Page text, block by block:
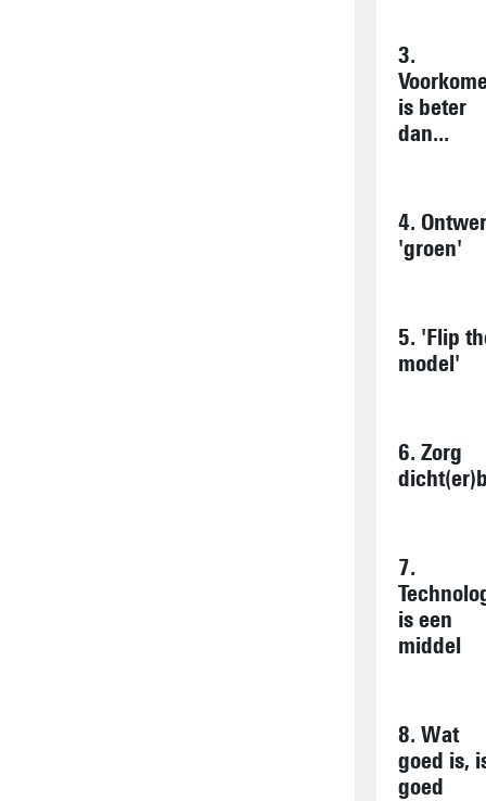
3.
is beter
dan...
4.
'groen'
5. 'Flip
model'
6. Zorg
7.
is een
middel
8. Wat
goed is,
goed